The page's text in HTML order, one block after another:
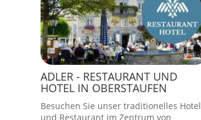
ADLER - RESTAURANT UND
HOTEL IN OBERSTAUFEN
Besuchen Sie unser traditionelles Hotel
und Restaurant im Zentrum von